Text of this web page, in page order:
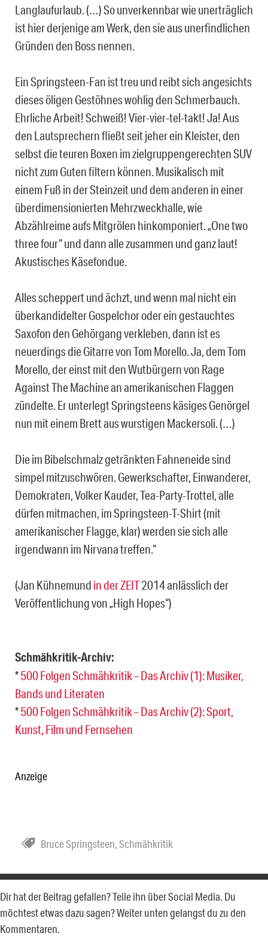
Langlaufurlaub. (…) So unverkennbar wie unerträglich
ist hier derjenige am Werk, den sie aus unerfindlichen
Gründen den Boss nennen.
Ein Springsteen-Fan ist treu und reibt sich angesichts
dieses öligen Gestöhnes wohlig den Schmerbauch.
Ehrliche Arbeit! Schweiß! Vier-vier-tel-takt! Ja! Aus
den Lautsprechern fließt seit jeher ein Kleister, den
selbst die teuren Boxen im zielgruppengerechten SUV
nicht zum Guten filtern können. Musikalisch mit
einem Fuß in der Steinzeit und dem anderen in einer
überdimensionierten Mehrzweckhalle, wie
Abzählreime aufs Mitgrölen hinkomponiert. „One two
three four“ und dann alle zusammen und ganz laut!
Akustisches Käsefondue.
Alles scheppert und ächzt, und wenn mal nicht ein
überkandidelter Gospelchor oder ein gestauchtes
Saxofon den Gehörgang verkleben, dann ist es
neuerdings die Gitarre von Tom Morello. Ja, dem Tom
Morello, der einst mit den Wutbürgern von Rage
Against The Machine an amerikanischen Flaggen
zündelte. Er unterlegt Springsteens käsiges Genörgel
nun mit einem Brett aus wurstigen Mackersoli. (…)
Die im Bibelschmalz getränkten Fahneneide sind
simpel mitzuschwören. Gewerkschafter, Einwanderer,
Demokraten, Volker Kauder, Tea-Party-Trottel, alle
dürfen mitmachen, im Springsteen-T-Shirt (mit
amerikanischer Flagge, klar) werden sie sich alle
irgendwann im Nirvana treffen.“
(Jan Kühnemund in der ZEIT2014 anlässlich der
Veröffentlichung von „High Hopes“)
Schmähkritik-Archiv:
*500 Folgen Schmähkritik – Das Archiv (1): Musiker,
Bands und Literaten
*500 Folgen Schmähkritik – Das Archiv (2): Sport,
Kunst, Film und Fernsehen
Anzeige
Bruce Springsteen,Schmähkritik
Dir hat der Beitrag gefallen? Teile ihn über Social Media. Du
möchtest etwas dazu sagen? Weiter unten gelangst du zu den
Kommentaren.